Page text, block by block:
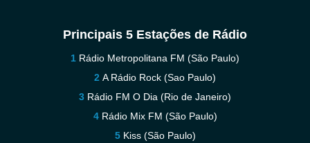
Principais 5 Estações de Rádio
Rádio Metropolitana FM (São Paulo)
A Rádio Rock (Sao Paulo)
Rádio FM O Dia (Rio de Janeiro)
Rádio Mix FM (São Paulo)
Kiss (São Paulo)